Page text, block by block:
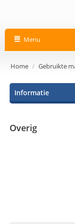
Menu
Home / Gebruikte
Informatie
Overig